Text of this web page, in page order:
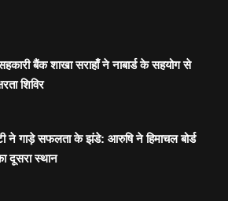
बैंक शाखा सराहाँ ने नाबार्ड के सहयोग से
शिविर
ने गाड़े सफलता के झंडे: आरुषि ने हिमाचल बोर्ड
दूसरा स्थान